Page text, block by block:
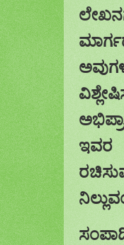
ಇವರ
ರಚಿಸು
ನಿ